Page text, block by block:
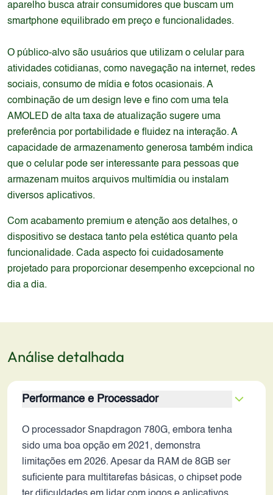
aparelho busca atrair consumidores que buscam um
smartphone equilibrado em preço e funcionalidades.
O público-alvo são usuários que utilizam o celular para
atividades cotidianas, como navegação na internet, redes
sociais, consumo de mídia e fotos ocasionais. A
combinação de um design leve e fino com uma tela
AMOLED de alta taxa de atualização sugere uma
preferência por portabilidade e fluidez na interação. A
capacidade de armazenamento generosa também indica
que o celular pode ser interessante para pessoas que
armazenam muitos arquivos multimídia ou instalam
diversos aplicativos.
Com acabamento premium e atenção aos detalhes, o
dispositivo se destaca tanto pela estética quanto pela
funcionalidade. Cada aspecto foi cuidadosamente
projetado para proporcionar desempenho excepcional no
dia a dia.
Análise detalhada
Performance e Processador
O processador Snapdragon 780G, embora tenha
sido uma boa opção em 2021, demonstra
limitações em 2026. Apesar da RAM de 8GB ser
suficiente para multitarefas básicas, o chipset pode